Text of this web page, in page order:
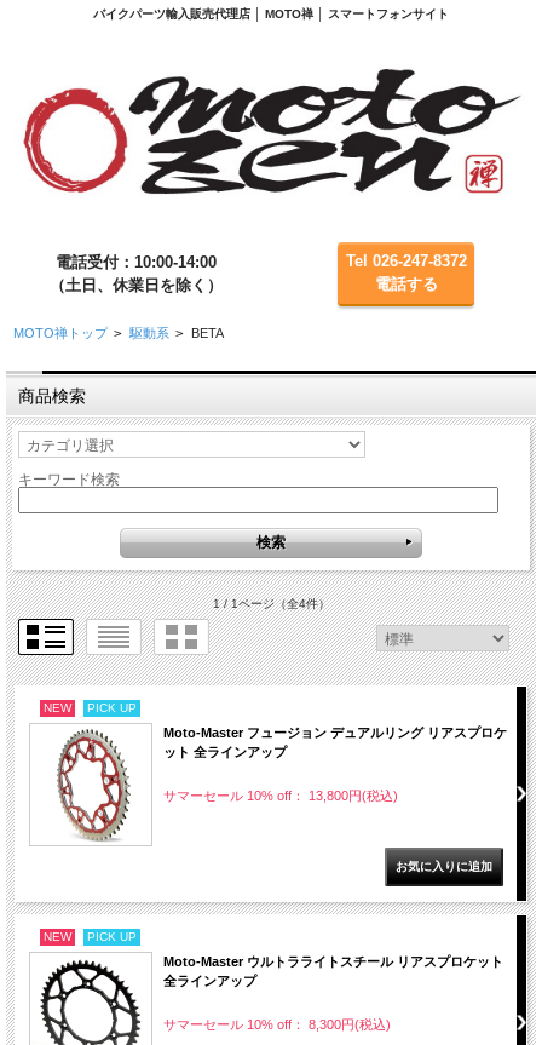
バイクパーツ輸入販売代理店 │ MOTO禅 │ スマートフォンサイト
電話受付：10:00-14:00
（土日、休業日を除く）
Tel 026-247-8372
電話する
MOTO禅トップ > 駆動系 > BETA
商品検索
キーワード検索
1 / 1ページ（全4件）
NEW PICK UP
Moto-Master フュージョン デュアルリング リアスプロケ
ット 全ラインアップ
サマーセール 10% off： 13,800円(税込)
NEW PICK UP
Moto-Master ウルトラライトスチール リアスプロケット
全ラインアップ
サマーセール 10% off： 8,300円(税込)